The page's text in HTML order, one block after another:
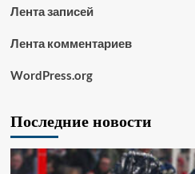
Лента записей
Лента комментариев
WordPress.org
Последние новости